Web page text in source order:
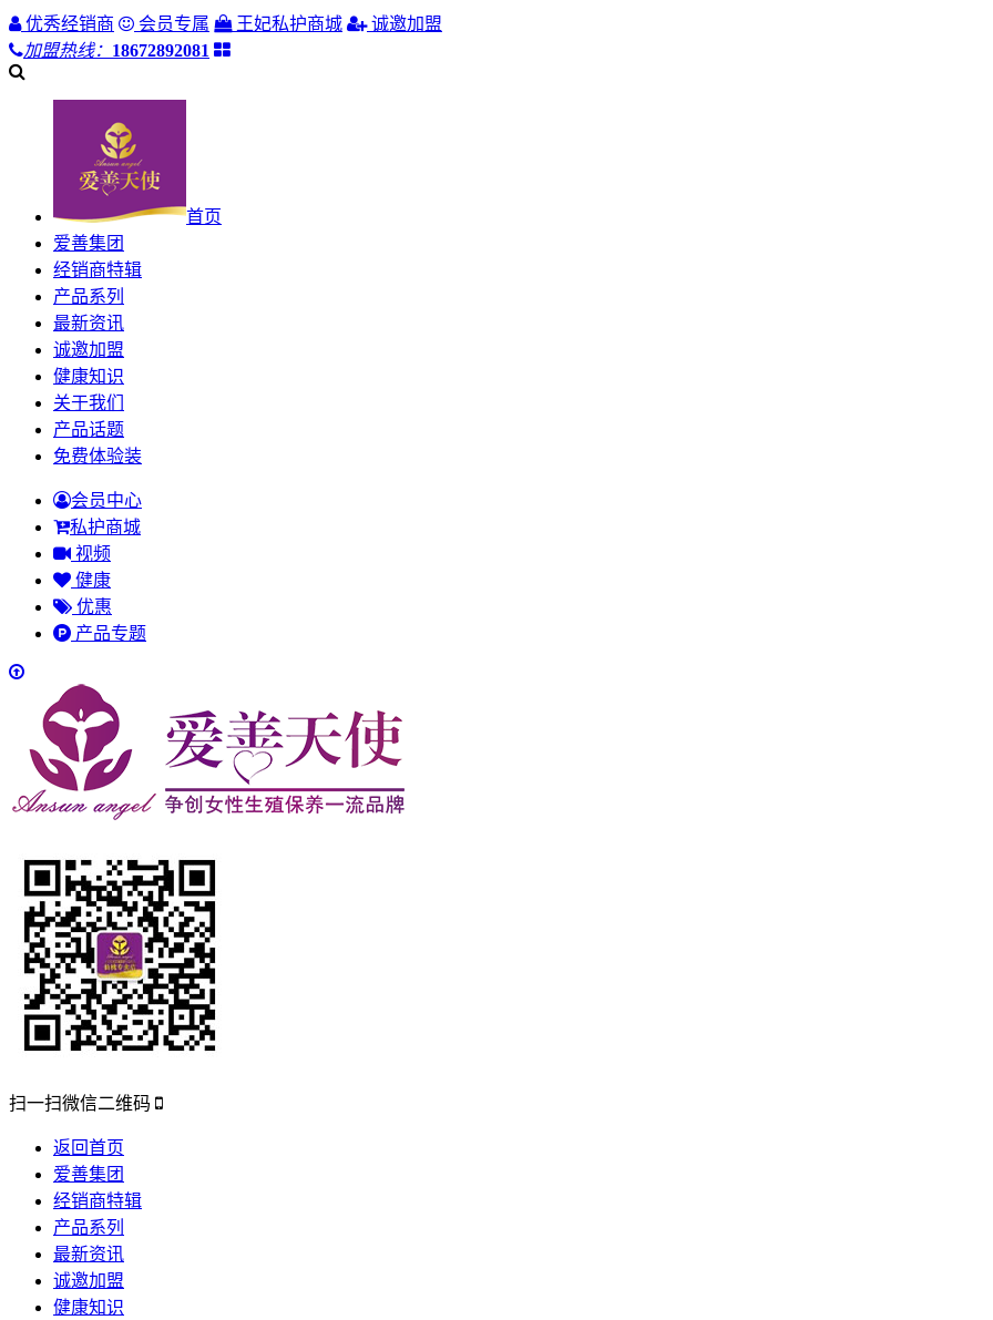
优秀经销商 会员专属 王妃私护商城
诚邀加盟
加盟热线： 18672892081
首页
爱善集团
经销商特辑
产品系列
最新资讯
诚邀加盟
健康知识
关于我们
产品话题
免费体验装
会员中心
私护商城
视频
健康
优惠
产品专题
扫一扫微信二维码
返回首页
爱善集团
经销商特辑
产品系列
最新资讯
诚邀加盟
健康知识